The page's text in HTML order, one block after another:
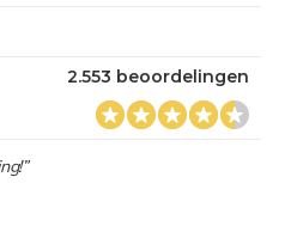
2.553 beoordelingen